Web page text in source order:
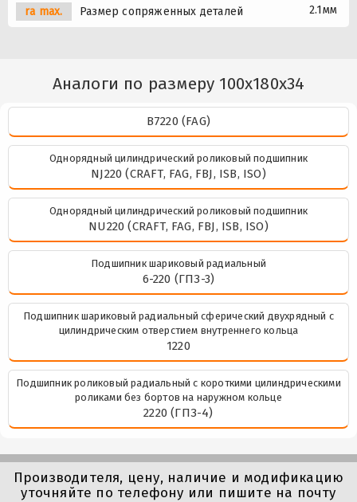
ra max. Размер сопряженных деталей 2.1мм
Аналоги по размеру 100x180x34
B7220 (FAG)
Однорядный цилиндрический роликовый подшипник
NJ220 (CRAFT, FAG, FBJ, ISB, ISO)
Однорядный цилиндрический роликовый подшипник
NU220 (CRAFT, FAG, FBJ, ISB, ISO)
Подшипник шариковый радиальный
6-220 (ГПЗ-3)
Подшипник шариковый радиальный сферический двухрядный с
цилиндрическим отверстием внутреннего кольца
1220
Подшипник роликовый радиальный с короткими цилиндрическими
роликами без бортов на наружном кольце
2220 (ГПЗ-4)
Производителя, цену, наличие и модификацию
уточняйте по телефону или пишите на почту